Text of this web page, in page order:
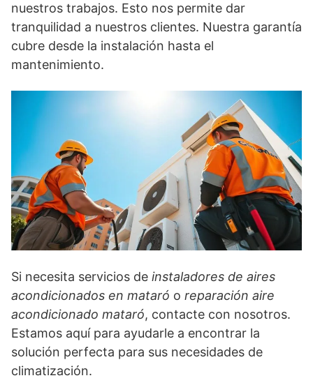
nuestros trabajos. Esto nos permite dar
tranquilidad a nuestros clientes. Nuestra garantía
cubre desde la instalación hasta el
mantenimiento.
Si necesita servicios de instaladores de aires
acondicionados en mataró o reparación aire
acondicionado mataró, contacte con nosotros.
Estamos aquí para ayudarle a encontrar la
solución perfecta para sus necesidades de
climatización.